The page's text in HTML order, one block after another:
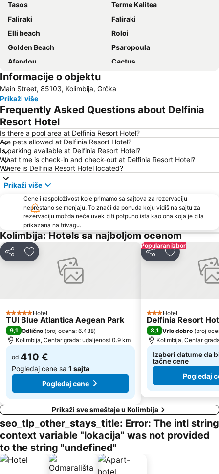
Tasos
Terme Kalitea
Faliraki
Faliraki
Elli beach
Roloi
Golden Beach
Psaropoula
Afandou
Cactus
Rhodes International Airport
Kon Tiki
Akvarijum u Rodosu
29. 25th March – Greece independence day
26. 28th October - NO anniversary
Informacije o objektu
Main Street, 85103, Kolimbija, Grčka
Prikaži više
Frequently Asked Questions about Delfinia
Resort Hotel
Is there a pool area at Delfinia Resort Hotel?
Are pets allowed at Delfinia Resort Hotel?
Is parking available at Delfinia Resort Hotel?
What time is check-in and check-out at Delfinia Resort Hotel?
Where is Delfinia Resort Hotel located?
Prikaži više
Cene i raspoloživost koje primamo sa sajtova za rezervaciju
neprestano se menjaju. To znači da ponuda koju vidiš na sajtu za
rezervaciju možda neće uvek biti potpuno ista kao ona koja je bila
prikazana na trivagu.
Kolimbija: Hotels sa najboljom ocenom
Deli Dodati u favorite
5 Zvezdice
Hotel
TUI Blue Atlantica Aegean Park
9,1 Odlično (broj ocena: 6.488)
Kolimbija, Centar grada: udaljenost 0.9 km
od 410 €
Pogledaj cene sa 1 sajta
Pogledaj cene
Popularan izbor
Deli Dodati u
3 Zvezdice
Hotel
Delfinia Resort
8,1 Vrlo dobro (broj
Kolimbija, Centar
Izaberi datume da
tačne cene
Pogledaj
Prikaži sve smeštaje u Kolimbija
seo_tlp_other_stays_title: Error: The intl string
context variable "lokacija" was not provided
to the string "undefined"